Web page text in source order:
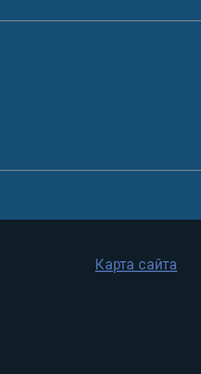
Карта сайта